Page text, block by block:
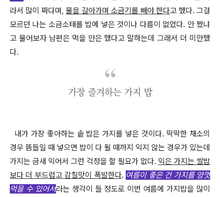
라서 많이 짜다며 물을 갈아가며 소금기를 빼야 한다고 했다. 그걸
모르던 나는 소금소태를 밥에 넣은 것이나 다름이 없었다. 안 짰냐
고 물어보자 남편은 먹을 만은 했다고 말하는데 그래서 더 미안했
다.
가장 즐겨하는 가지 밥
내가 가장 좋아하는 솥 밥은 가지를 넣은 것이다. 딱딱한 채소의
경우 뜸들일 때 넣으면 밥이 다 될 때까지 익지 않는 경우가 있는데
가지는 금새 익어서 그런 걱정을 할 필요가 없다. 익은 가지는 쌀밥
보다 더 부드럽고 감칠맛이 폭발한다. 여름이 좋은 건 가지를 양껏
먹을 수 있어서라는 생각이 들 정도로 이번 여름에 가지밥을 많이